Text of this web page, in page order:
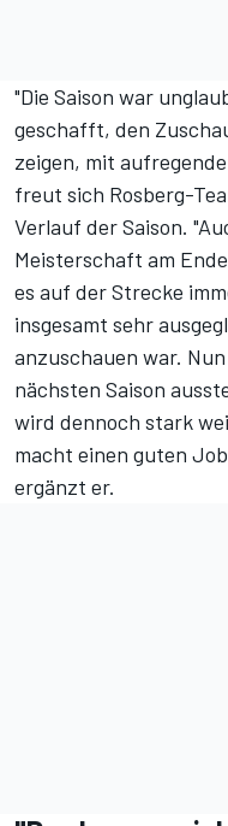
"Die Saison war
geschafft, den
zeigen, mit
freut sich Rosberg-
Verlauf der Saison.
Meisterschaft am
es auf der Strecke
insgesamt sehr
anzuschauen war.
nächsten Saison
wird dennoch stark
macht einen guten
ergänzt er.